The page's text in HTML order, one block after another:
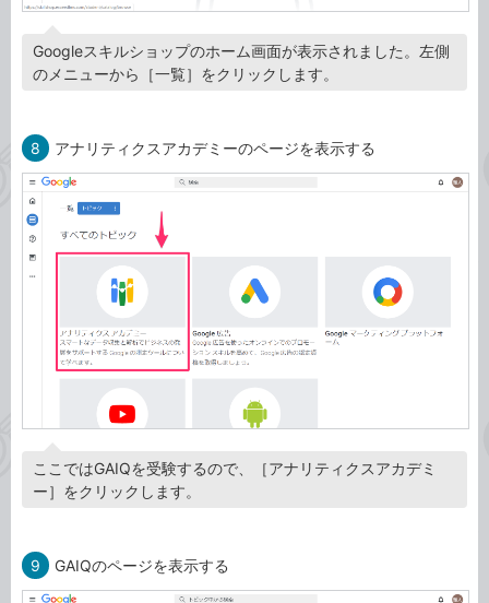
Googleスキルショップのホーム画面が表示されました。左側
のメニューから［一覧］をクリックします。
8 アナリティクスアカデミーのページを表示する
ここではGAIQを受験するので、［アナリティクスアカデミ
ー］をクリックします。
9 GAIQのページを表示する